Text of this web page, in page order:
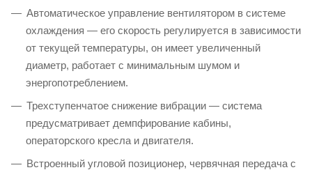
Автоматическое управление вентилятором в системе
охлаждения — его скорость регулируется в зависимости
от текущей температуры, он имеет увеличенный
диаметр, работает с минимальным шумом и
энергопотреблением.
Трехступенчатое снижение вибрации — система
предусматривает демпфирование кабины,
операторского кресла и двигателя.
Встроенный угловой позиционер, червячная передача с